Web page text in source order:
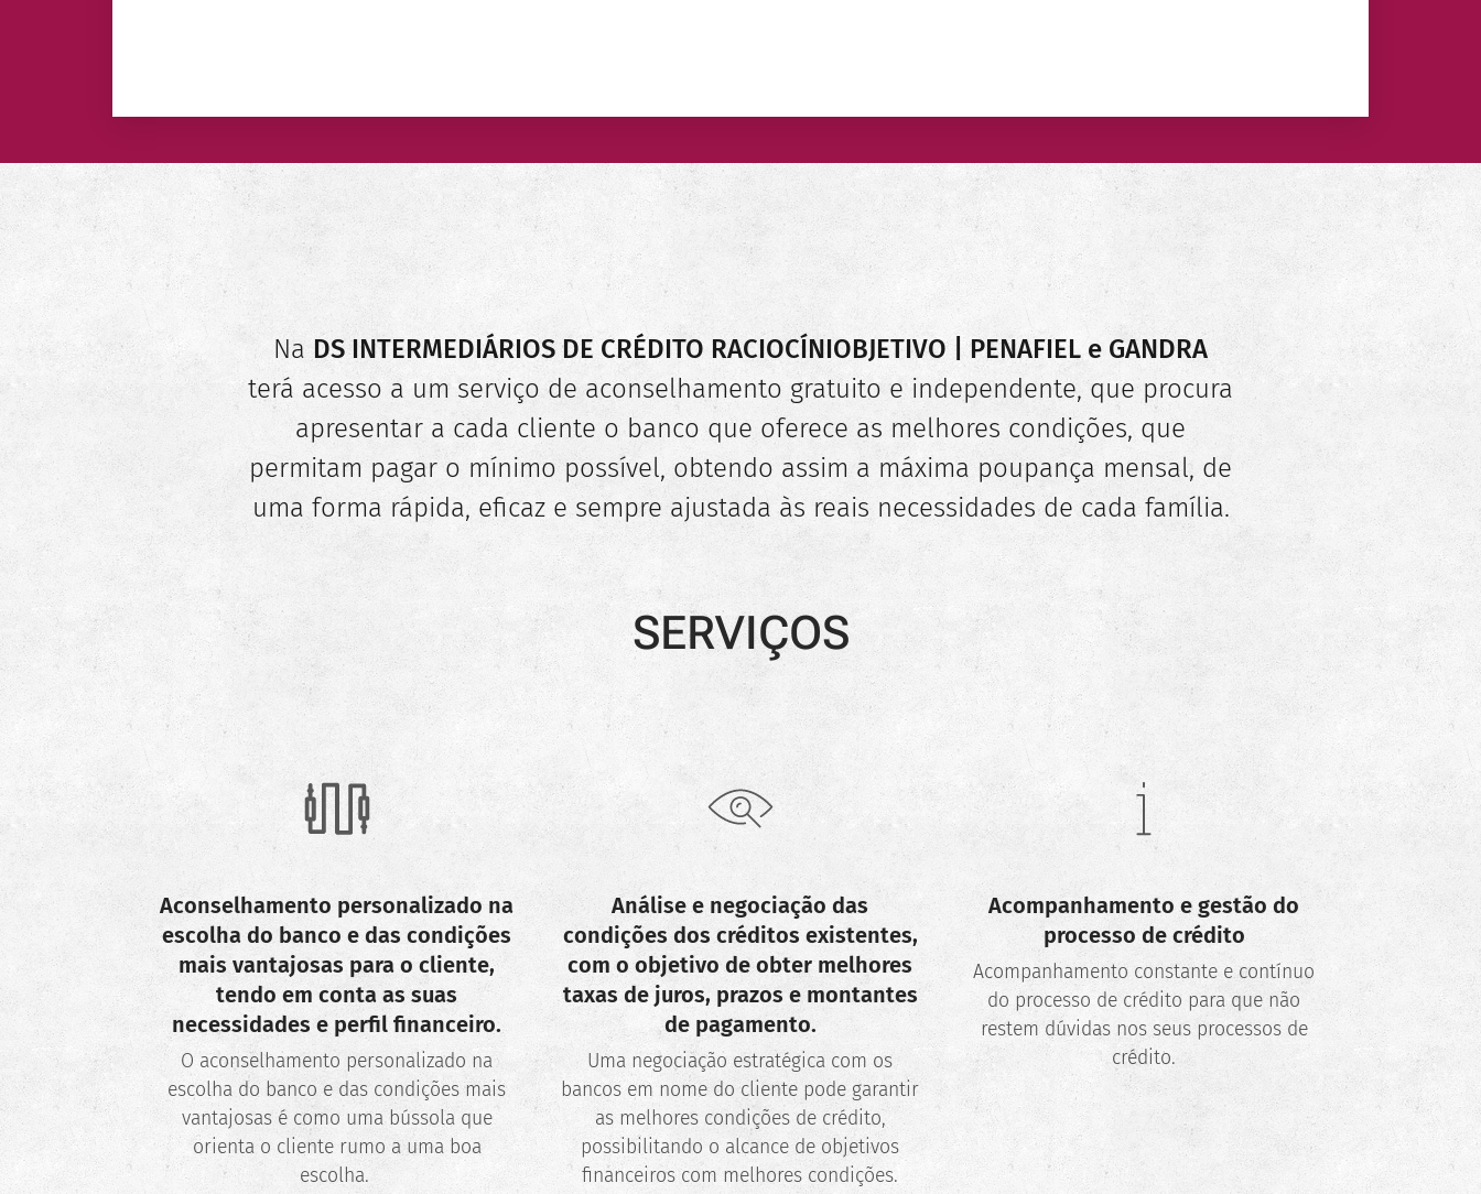
Na DS INTERMEDIÁRIOS DE CRÉDITO RACIOCÍNIOBJETIVO | PENAFIEL e GANDRA
terá acesso a um serviço de aconselhamento gratuito e independente, que procura
apresentar a cada cliente o banco que oferece as melhores condições, que
permitam pagar o mínimo possível, obtendo assim a máxima poupança mensal, de
uma forma rápida, eficaz e sempre ajustada às reais necessidades de cada família.
SERVIÇOS
Aconselhamento personalizado na
escolha do banco e das condições
mais vantajosas para o cliente,
tendo em conta as suas
necessidades e perfil financeiro.
O aconselhamento personalizado na
escolha do banco e das condições mais
vantajosas é como uma bússola que
orienta o cliente rumo a uma boa
escolha.
Análise e negociação das
condições dos créditos existentes,
com o objetivo de obter melhores
taxas de juros, prazos e montantes
de pagamento.
Uma negociação estratégica com os
bancos em nome do cliente pode garantir
as melhores condições de crédito,
possibilitando o alcance de objetivos
financeiros com melhores condições.
Acompanhamento e gestão do
processo de crédito
Acompanhamento constante e contínuo
do processo de crédito para que não
restem dúvidas nos seus processos de
crédito.